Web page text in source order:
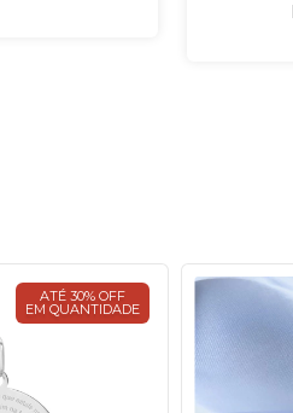
ATÉ 30% OFF
EM QUANTIDADE